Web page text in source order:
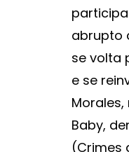
abrupto
se volta
e se
Baby,
(Crimes